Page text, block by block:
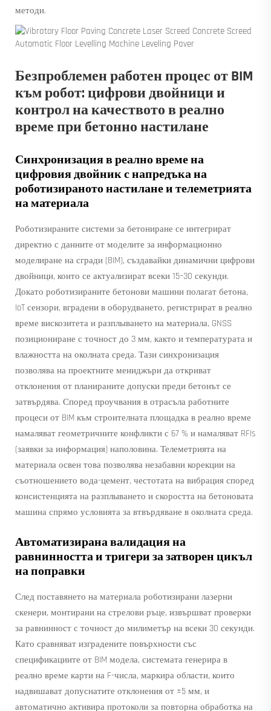
методи.
Безпроблемен работен процес от BIM
към робот: цифрови двойници и
контрол на качеството в реално
време при бетонно настилане
Синхронизация в реално време на
цифровия двойник с напредъка на
роботизираното настилане и телеметрията
на материала
Роботизираните системи за бетониране се интегрират
директно с данните от моделите за информационно
моделиране на сгради (BIM), създавайки динамични цифрови
двойници, които се актуализират всеки 15–30 секунди.
Докато роботизираните бетонови машини полагат бетона,
IoT сензори, вградени в оборудването, регистрират в реално
време вискозитета и разплыването на материала, GNSS
позициониране с точност до 3 мм, както и температурата и
влажността на околната среда. Тази синхронизация
позволява на проектните мениджъри да откриват
отклонения от планираните допуски преди бетонът се
затвърдява. Според проучвания в отрасъла работните
процеси от BIM към строителната площадка в реално време
намаляват геометричните конфликти с 67 % и намаляват RFIs
(заявки за информация) наполовина. Телеметрията на
материала освен това позволява незабавни корекции на
съотношението вода-цемент, честотата на вибрация според
консистенцията на разплыването и скоростта на бетоновата
машина спрямо условията за втвърдяване в околната среда.
Автоматизирана валидация на
равнинността и тригери за затворен цикъл
на поправки
След поставянето на материала роботизирани лазерни
скенери, монтирани на стрелови ръце, извършват проверки
за равнинност с точност до милиметър на всеки 30 секунди.
Като сравняват изградените повърхности със
спецификациите от BIM модела, системата генерира в
реално време карти на F-числа, маркира области, които
надвишават допуснатите отклонения от ±5 мм, и
автоматично активира протоколи за повторна обработка на